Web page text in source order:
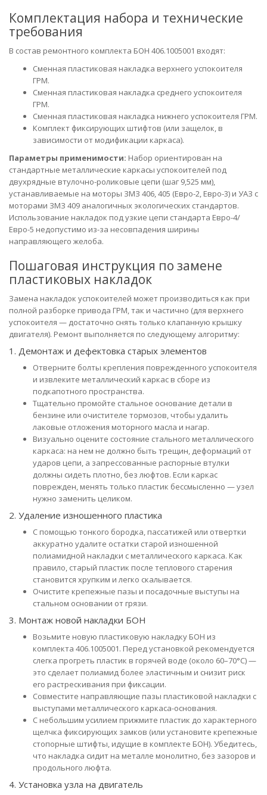
Комплектация набора и технические
требования
В состав ремонтного комплекта БОН 406.1005001 входят:
Сменная пластиковая накладка верхнего успокоителя
ГРМ.
Сменная пластиковая накладка среднего успокоителя
ГРМ.
Сменная пластиковая накладка нижнего успокоителя ГРМ.
Комплект фиксирующих штифтов (или защелок, в
зависимости от модификации каркаса).
Параметры применимости: Набор ориентирован на
стандартные металлические каркасы успокоителей под
двухрядные втулочно-роликовые цепи (шаг 9,525 мм),
устанавливаемые на моторы ЗМЗ 406, 405 (Евро-2, Евро-3) и УАЗ с
моторами ЗМЗ 409 аналогичных экологических стандартов.
Использование накладок под узкие цепи стандарта Евро-4/
Евро-5 недопустимо из-за несовпадения ширины
направляющего желоба.
Пошаговая инструкция по замене
пластиковых накладок
Замена накладок успокоителей может производиться как при
полной разборке привода ГРМ, так и частично (для верхнего
успокоителя — достаточно снять только клапанную крышку
двигателя). Ремонт выполняется по следующему алгоритму:
1. Демонтаж и дефектовка старых элементов
Отверните болты крепления поврежденного успокоителя
и извлеките металлический каркас в сборе из
подкапотного пространства.
Тщательно промойте стальное основание детали в
бензине или очистителе тормозов, чтобы удалить
лаковые отложения моторного масла и нагар.
Визуально оцените состояние стального металлического
каркаса: на нем не должно быть трещин, деформаций от
ударов цепи, а запрессованные распорные втулки
должны сидеть плотно, без люфтов. Если каркас
поврежден, менять только пластик бессмысленно — узел
нужно заменить целиком.
2. Удаление изношенного пластика
С помощью тонкого бородка, пассатижей или отвертки
аккуратно удалите остатки старой изношенной
полиамидной накладки с металлического каркаса. Как
правило, старый пластик после теплового старения
становится хрупким и легко скалывается.
Очистите крепежные пазы и посадочные выступы на
стальном основании от грязи.
3. Монтаж новой накладки БОН
Возьмите новую пластиковую накладку БОН из
комплекта 406.1005001. Перед установкой рекомендуется
слегка прогреть пластик в горячей воде (около 60–70°C) —
это сделает полиамид более эластичным и снизит риск
его растрескивания при фиксации.
Совместите направляющие пазы пластиковой накладки с
выступами металлического каркаса-основания.
С небольшим усилием прижмите пластик до характерного
щелчка фиксирующих замков (или установите крепежные
стопорные штифты, идущие в комплекте БОН). Убедитесь,
что накладка сидит на металле монолитно, без зазоров и
продольного люфта.
4. Установка узла на двигатель